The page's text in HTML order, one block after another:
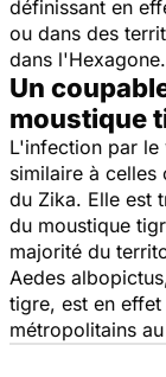
définissant en
ou dans des
dans l'Hexagone.
Un
moustique
L'infection par le
similaire à celles
du Zika. Elle est
du moustique
majorité du
Aedes
tigre, est en
métropolitains